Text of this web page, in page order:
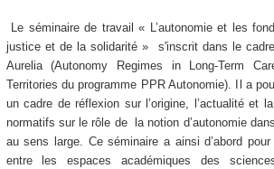
Le séminaire de travail « L’autonomie et les
justice et de la solidarité » s'inscrit dans le
Aurelia (Autonomy Regimes in Long-Term
Territories du programme PPR Autonomie). Il a
un cadre de réflexion sur l’origine, l’actualité et
normatifs sur le rôle de la notion d’autonomie
au sens large. Ce séminaire a ainsi d’abord
entre les espaces académiques des